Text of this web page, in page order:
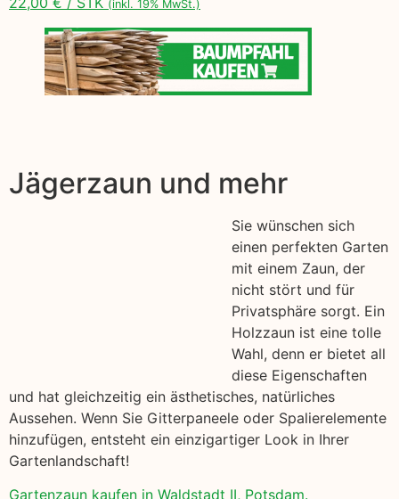
(inkl. 19% MwSt.)
Jägerzaun und mehr
Sie wünschen sich
einen perfekten Garten
mit einem Zaun, der
nicht stört und für
Privatsphäre sorgt. Ein
Holzzaun ist eine tolle
Wahl, denn er bietet all
diese Eigenschaften
und hat gleichzeitig ein ästhetisches, natürliches
Aussehen. Wenn Sie Gitterpaneele oder Spalierelemente
hinzufügen, entsteht ein einzigartiger Look in Ihrer
Gartenlandschaft!
Gartenzaun kaufen in Waldstadt II, Potsdam.